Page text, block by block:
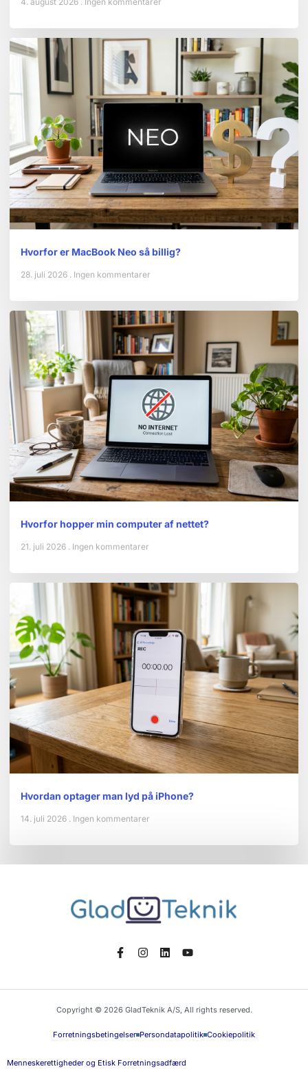
Hvorfor er MacBook Neo så billig?
28. juli 2026 Ingen kommentarer
Hvorfor hopper min computer af nettet?
21. juli 2026 Ingen kommentarer
Hvordan optager man lyd på iPhone?
14. juli 2026 Ingen kommentarer
Copyright © 2026 GladTeknik A/S, All rights reserved.
Forretningsbetingelser Persondatapolitik Cookiepolitik
Menneskerettigheder og Etisk Forretningsadfærd